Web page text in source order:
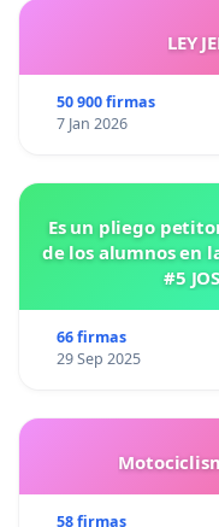
LEY
50 900 firmas
7 Jan 2026
Es un pliego
de los alumnos en
#5
66 firmas
29 Sep 2025
58 firmas